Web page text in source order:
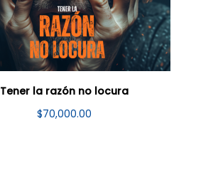
Tener la razón no locura
$70,000.00